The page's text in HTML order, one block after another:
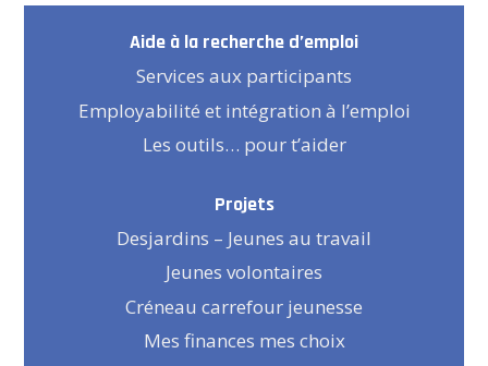
Aide à la recherche d’emploi
Services aux participants
Employabilité et intégration à l’emploi
Les outils… pour t’aider
Projets
Desjardins – Jeunes au travail
Jeunes volontaires
Créneau carrefour jeunesse
Mes finances mes choix